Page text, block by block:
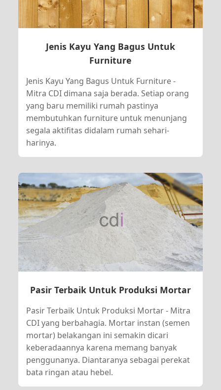
Jenis Kayu Yang Bagus Untuk
Furniture
Jenis Kayu Yang Bagus Untuk Furniture -
Mitra CDI dimana saja berada. Setiap orang
yang baru memiliki rumah pastinya
membutuhkan furniture untuk menunjang
segala aktifitas didalam rumah sehari-
harinya.
Pasir Terbaik Untuk Produksi Mortar
Pasir Terbaik Untuk Produksi Mortar - Mitra
CDI yang berbahagia. Mortar instan (semen
mortar) belakangan ini semakin dicari
keberadaannya karena memang banyak
penggunanya. Diantaranya sebagai perekat
bata ringan atau hebel.